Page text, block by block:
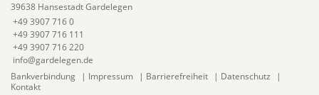
39638 Hansestadt Gardelegen
+49 3907 716 0
+49 3907 716 111
+49 3907 716 220
info@gardelegen.de
Bankverbindung
| Impressum | Barrierefreiheit | Datenschutz
|
Kontakt